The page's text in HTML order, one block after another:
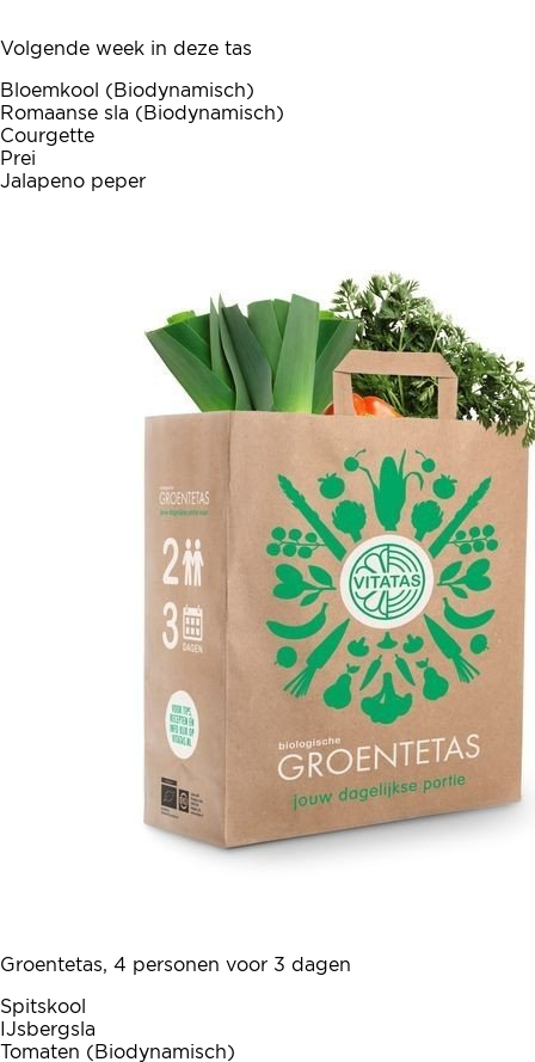
Volgende week in deze tas
Bloemkool (Biodynamisch)
Romaanse sla (Biodynamisch)
Courgette
Prei
Jalapeno peper
Groentetas, 4 personen voor 3 dagen
Spitskool
IJsbergsla
Tomaten (Biodynamisch)